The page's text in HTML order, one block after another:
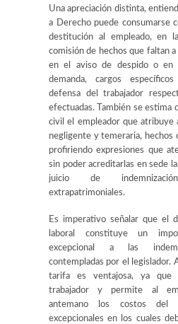
Una apreciación distinta,
a Derecho puede consumarse
destitución al empleado, en
comisión de hechos que faltan
en el aviso de despido o en
demanda, cargos
defensa del trabajador
efectuadas. También se estima
civil el empleador que atribuye
negligente y temeraria,
profiriendo expresiones que
sin poder acreditarlas en sede
juicio de
extrapatrimoniales.
Es imperativo señalar que el
laboral constituye un
excepcional a las
contempladas por el legislador.
tarifa es ventajosa, ya que
trabajador y permite al
antemano los costos del
excepcionales en los cuales